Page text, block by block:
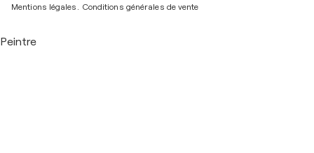
Mentions légales.
Conditions générales de vente
Peintre